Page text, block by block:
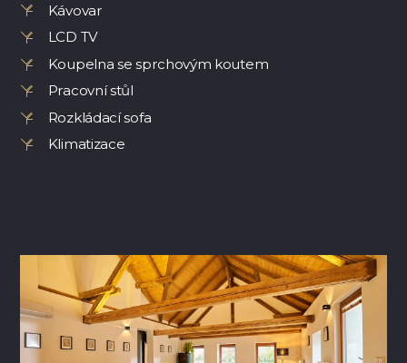
Kávovar
LCD TV
Koupelna se sprchovým koutem
Pracovní stůl
Rozkládací sofa
Klimatizace